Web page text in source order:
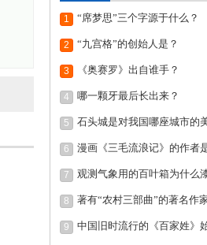
1 “席梦思”三个字源于什么？
2 “九宫格”的创始人是？
3 《奥赛罗》出自谁手？
4 哪一颗牙最后长出来？
5 石头城是对我国哪座城市的
6 漫画《三毛流浪记》的作者
7 观测气象用的百叶箱为什么
8 著有“农村三部曲”的著名作
9 中国旧时流行的《百家姓》